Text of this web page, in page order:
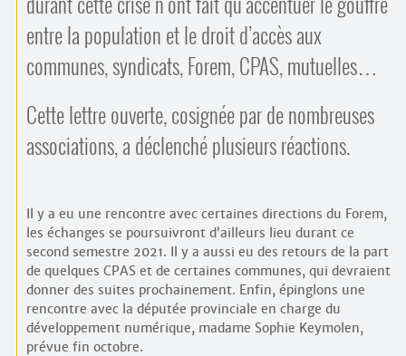
entre la population et le droit d’accès aux
communes, syndicats, Forem, CPAS, mutuelles…
Cette lettre ouverte, cosignée par de nombreuses
associations, a déclenché plusieurs réactions.
Il y a eu une rencontre avec certaines directions du Forem,
les échanges se poursuivront d’ailleurs lieu durant ce
second semestre 2021. Il y a aussi eu des retours de la part
de quelques CPAS et de certaines communes, qui devraient
donner des suites prochainement. Enfin, épinglons une
rencontre avec la députée provinciale en charge du
développement numérique, madame Sophie Keymolen,
prévue fin octobre.